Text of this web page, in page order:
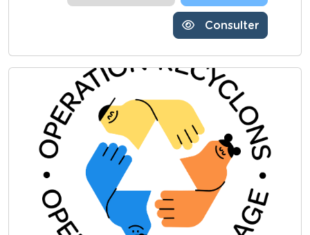
Consulter